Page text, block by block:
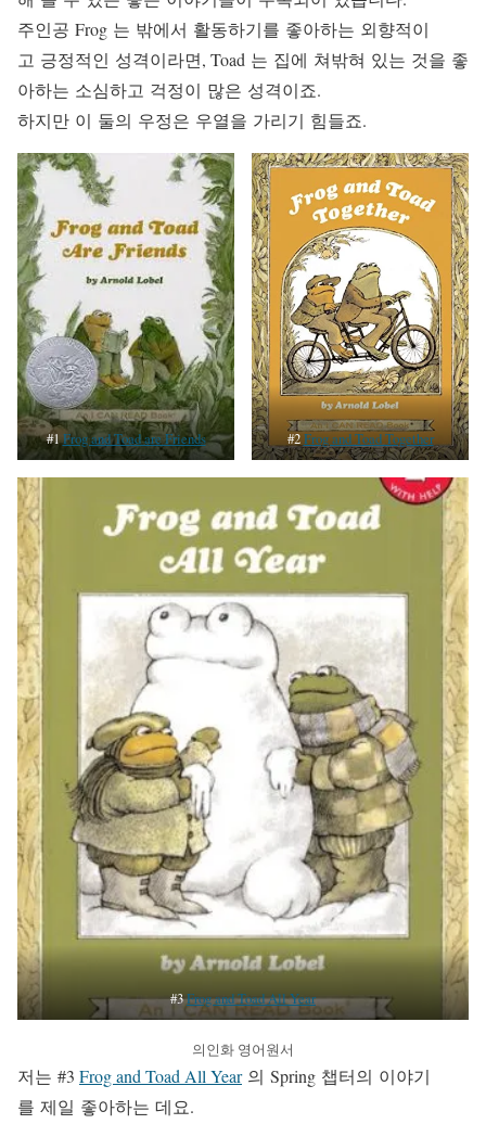
주인공 Frog 는 밖에서 활동하기를 좋아하는 외향적이
고 긍정적인 성격이라면, Toad 는 집에 쳐밖혀 있는 것을 좋
아하는 소심하고 걱정이 많은 성격이죠.
하지만 이 둘의 우정은 우열을 가리기 힘들죠.
#1Frog and Toad are Friends #2Frog and Toad Together
#3Frog and Toad All Year
의인화 영어원서
저는 #3 Frog and Toad All Year의 Spring 챕터의 이야기
를 제일 좋아하는 데요.